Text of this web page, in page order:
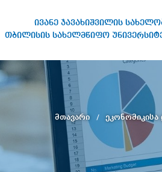
ივანე ჯავახიშვილის
თბილისის სახელმწიფო
მთავარი